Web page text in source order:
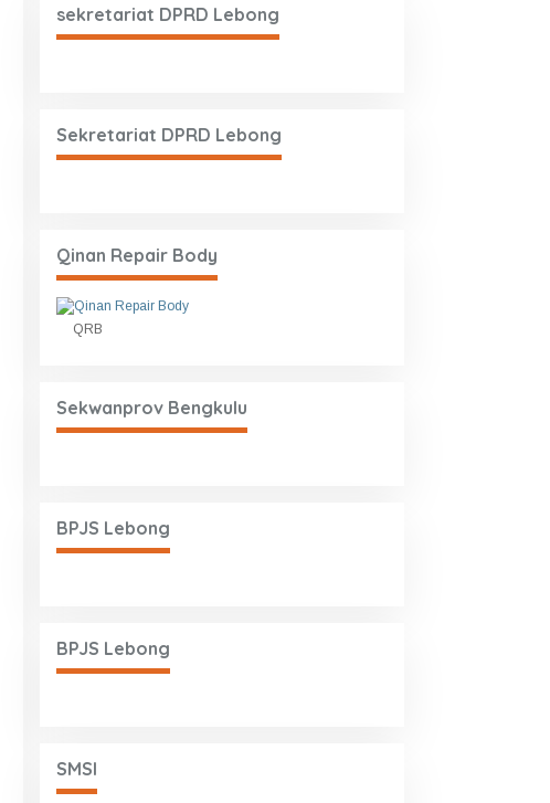
sekretariat DPRD Lebong
Sekretariat DPRD Lebong
Qinan Repair Body
QRB
Sekwanprov Bengkulu
BPJS Lebong
BPJS Lebong
SMSI